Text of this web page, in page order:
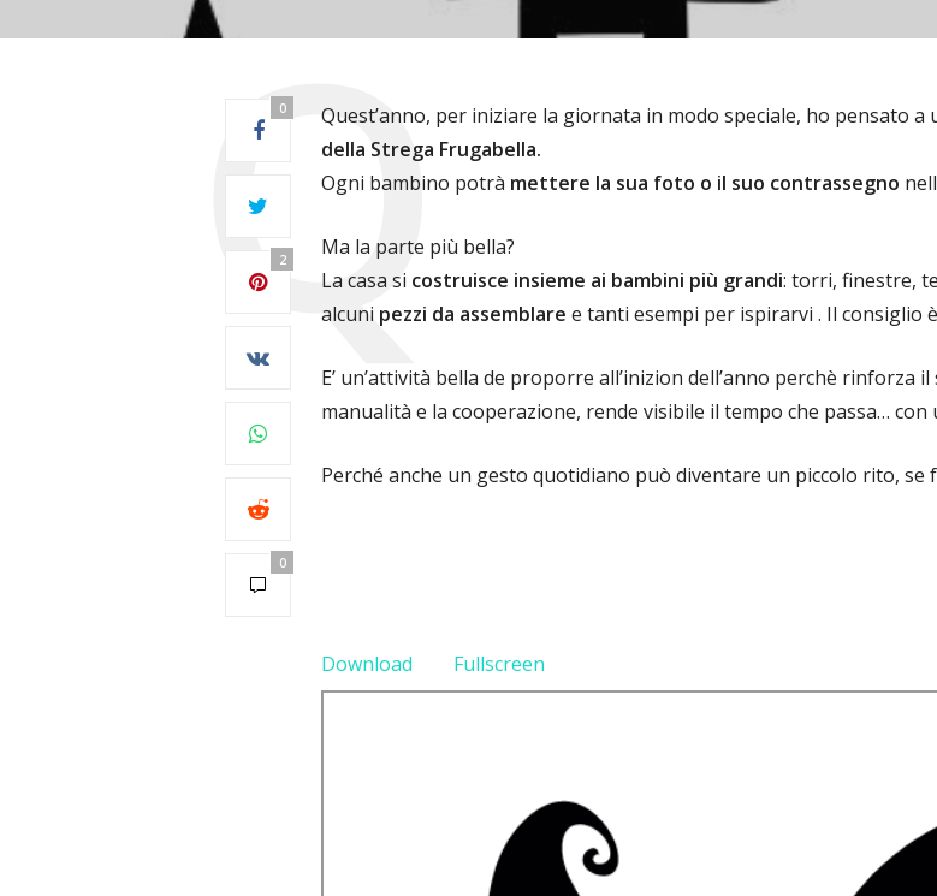
0
2
0
Quest’anno, per iniziare la giornata in modo speciale, ho pensato a
della Strega Frugabella.
Ogni bambino potrà mettere la sua foto o il suo contrassegno
Ma la parte più bella?
La casa si costruisce insieme ai bambini più grandi: torri, finestre,
alcuni pezzi da assemblare e tanti esempi per ispirarvi . Il consiglio
E’ un’attività bella de proporre all’inizion dell’anno perchè rinforza
manualità e la cooperazione, rende visibile il tempo che passa… con
Perché anche un gesto quotidiano può diventare un piccolo rito, se
Download Fullscreen